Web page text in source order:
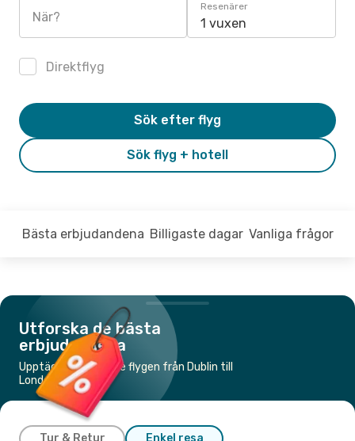
När?
Resenärer
1 vuxen
Direktflyg
Sök flyg + hotell
Sök efter flyg
Bästa erbjudandena Billigaste dagar Vanliga frågor
Utforska de bästa
erbjudandena
Upptäck de billigaste flygen från Dublin till
London
Tur & Retur Enkel resa